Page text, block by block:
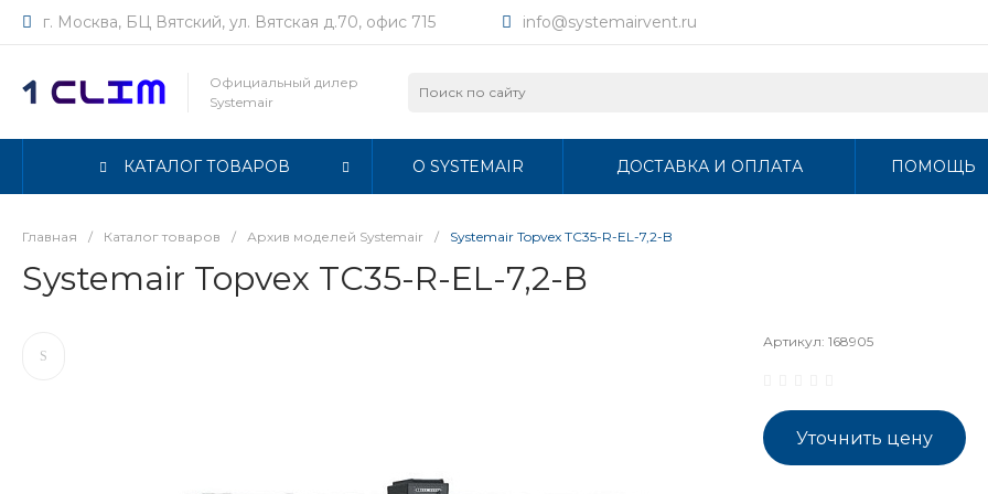
г. Москва, БЦ Вятский, ул. Вятская д.70, офис 715 info@systemairvent.ru
Официальный дилер
Systemair
КАТАЛОГ ТОВАРОВ О SYSTEMAIR ДОСТАВКА И ОПЛАТА ПОМОЩЬ
Главная / Каталог товаров / Архив моделей Systemair / Systemair Topvex TC35-R-EL-7,2-B
Systemair Topvex TC35-R-EL-7,2-B
Артикул: 168905
Уточнить цену